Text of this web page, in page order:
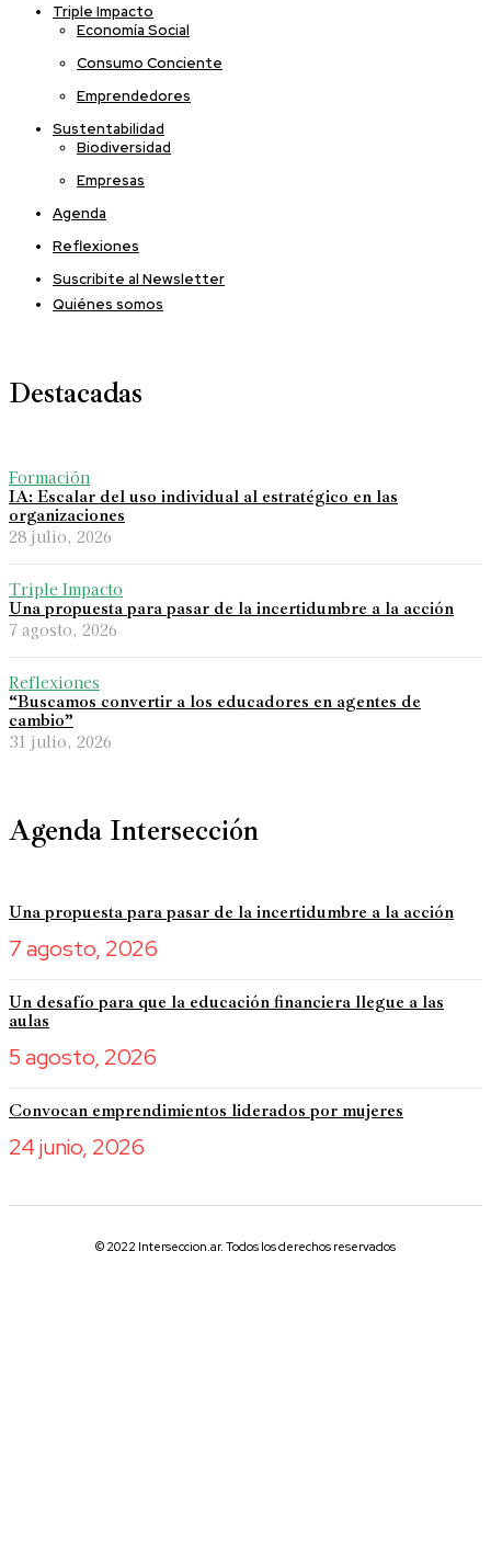
Triple Impacto
Economía Social
Consumo Conciente
Emprendedores
Sustentabilidad
Biodiversidad
Empresas
Agenda
Reflexiones
Suscribite al Newsletter
Quiénes somos
Destacadas
Formación
IA: Escalar del uso individual al estratégico en las
organizaciones
28 julio, 2026
Triple Impacto
Una propuesta para pasar de la incertidumbre a la acción
7 agosto, 2026
Reflexiones
“Buscamos convertir a los educadores en agentes de
cambio”
31 julio, 2026
Agenda Intersección
Una propuesta para pasar de la incertidumbre a la acción
7 agosto, 2026
Un desafío para que la educación financiera llegue a las
aulas
5 agosto, 2026
Convocan emprendimientos liderados por mujeres
24 junio, 2026
© 2022 Interseccion.ar. Todos los derechos reservados